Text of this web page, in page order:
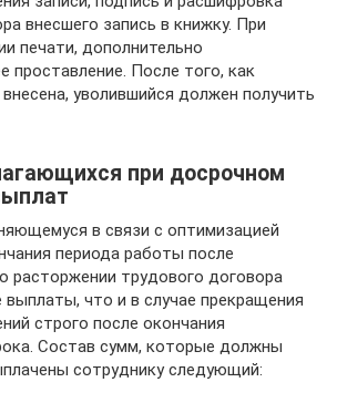
внесшего запись в книжку. При
печати, дополнительно
проставление. После того, как
внесена, уволившийся должен получить
при досрочном
в связи с оптимизацией
периода работы после
расторжении трудового договора
что и в случае прекращения
строго после окончания
Состав сумм, которые должны
сотруднику следующий: